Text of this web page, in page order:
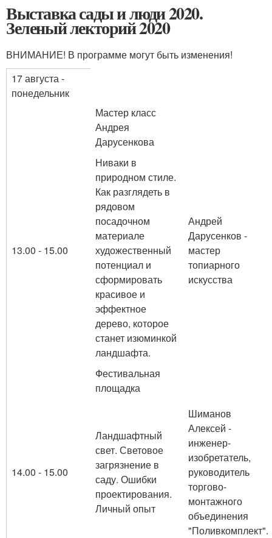
Выставка сады и люди 2020.
Зеленый лекторий 2020
ВНИМАНИЕ! В программе могут быть изменения!
17 августа -
понедельник
13.00 - 15.00
Мастер класс
Андрея
Дарусенкова
Ниваки в
природном стиле.
Как разглядеть в
рядовом
посадочном
материале
художественный
потенциал и
сформировать
красивое и
эффектное
дерево, которое
станет изюминкой
ландшафта.
Фестивальная
площадка
Андрей
Дарусенков -
мастер
топиарного
искусства
14.00 - 15.00
Ландшафтный
свет. Световое
загрязнение в
саду. Ошибки
проектирования.
Личный опыт
Шиманов
Алексей -
инженер-
изобретатель,
руководитель
торгово-
монтажного
объединения
"Поливкомплект".